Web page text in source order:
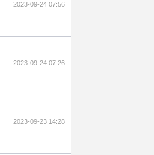
2023-09-24 07:56
2023-09-24 07:26
2023-09-23 14:28